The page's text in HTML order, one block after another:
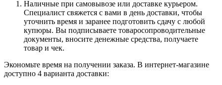
Наличные при самовывозе или доставке курьером.
Специалист свяжется с вами в день доставки, чтобы
уточнить время и заранее подготовить сдачу с любой
купюры. Вы подписываете товаросопроводительные
документы, вносите денежные средства, получаете
товар и чек.
Экономьте время на получении заказа. В интернет-магазине
доступно 4 варианта доставки: